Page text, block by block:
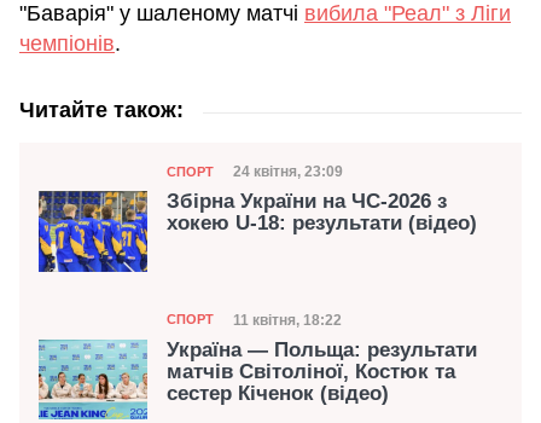
"Баварія" у шаленому матчі вибила "Реал" з Ліги
чемпіонів.
Читайте також:
Категорія
СПОРТ Дата публікації
24 квітня, 23:09
Збірна України на ЧС-2026 з
хокею U-18: результати (відео)
Категорія
СПОРТ Дата публікації
11 квітня, 18:22
Україна — Польща: результати
матчів Світоліної, Костюк та
сестер Кіченок (відео)